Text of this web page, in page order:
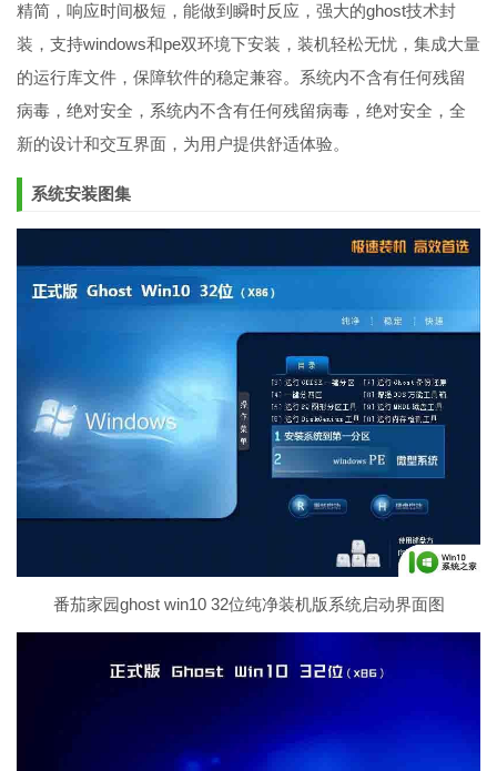
精简，响应时间极短，能做到瞬时反应，强大的ghost技术封
装，支持windows和pe双环境下安装，装机轻松无忧，集成大量
的运行库文件，保障软件的稳定兼容。系统内不含有任何残留
病毒，绝对安全，系统内不含有任何残留病毒，绝对安全，全
新的设计和交互界面，为用户提供舒适体验。
系统安装图集
番茄家园ghost win10 32位纯净装机版系统启动界面图